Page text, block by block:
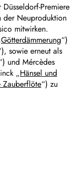
Premiere
der Neuproduktion
mitwirken.
Götterdämmerung“)
sowie erneut als
und Mércèdes
„Hänsel und
Zauberflöte“) zu